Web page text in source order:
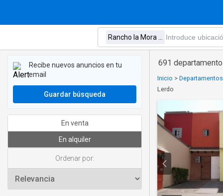
691
Inicio >
Lerdo
Recibe nuevos anuncios en tu
email
Guardar búsqueda
En venta
En alquiler
Ordenar por: